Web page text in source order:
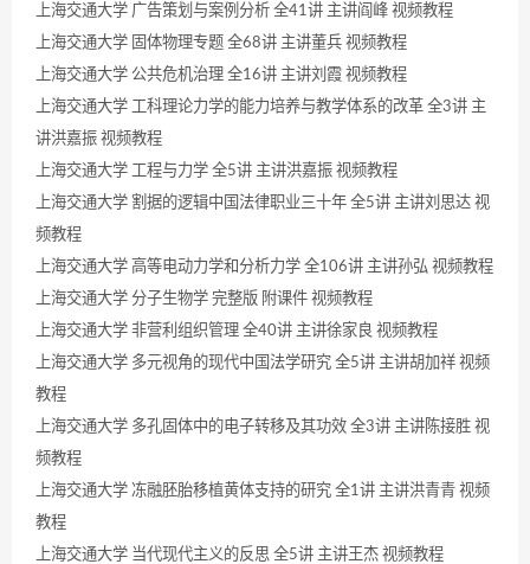
上海交通大学 广告策划与案例分析 全41讲 主讲阎峰 视频教程
上海交通大学 固体物理专题 全68讲 主讲董兵 视频教程
上海交通大学 公共危机治理 全16讲 主讲刘霞 视频教程
上海交通大学 工科理论力学的能力培养与教学体系的改革 全3讲 主
讲洪嘉振 视频教程
上海交通大学 工程与力学 全5讲 主讲洪嘉振 视频教程
上海交通大学 割据的逻辑中国法律职业三十年 全5讲 主讲刘思达 视
频教程
上海交通大学 高等电动力学和分析力学 全106讲 主讲孙弘 视频教程
上海交通大学 分子生物学 完整版 附课件 视频教程
上海交通大学 非营利组织管理 全40讲 主讲徐家良 视频教程
上海交通大学 多元视角的现代中国法学研究 全5讲 主讲胡加祥 视频
教程
上海交通大学 多孔固体中的电子转移及其功效 全3讲 主讲陈接胜 视
频教程
上海交通大学 冻融胚胎移植黄体支持的研究 全1讲 主讲洪青青 视频
教程
上海交通大学 当代现代主义的反思 全5讲 主讲王杰 视频教程